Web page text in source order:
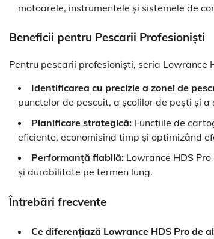
motoarele, instrumentele și sistemele de
Beneficii pentru Pescarii Profesioniști
Pentru pescarii profesioniști, seria Lowrance
Identificarea cu precizie a zonei de
punctelor de pescuit, a școlilor de pești și
Planificare strategică: Funcțiile de
eficiente, economisind timp și optimizând
Performanță fiabilă: Lowrance HDS
și durabilitate pe termen lung.
Întrebări frecvente
Ce diferențiază Lowrance HDS Pro de